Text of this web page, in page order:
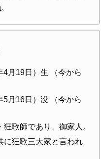
。
4月19日）生 （今から
5月16日）没 （今から
歌師であり、御家人。
に狂歌三大家と言われ